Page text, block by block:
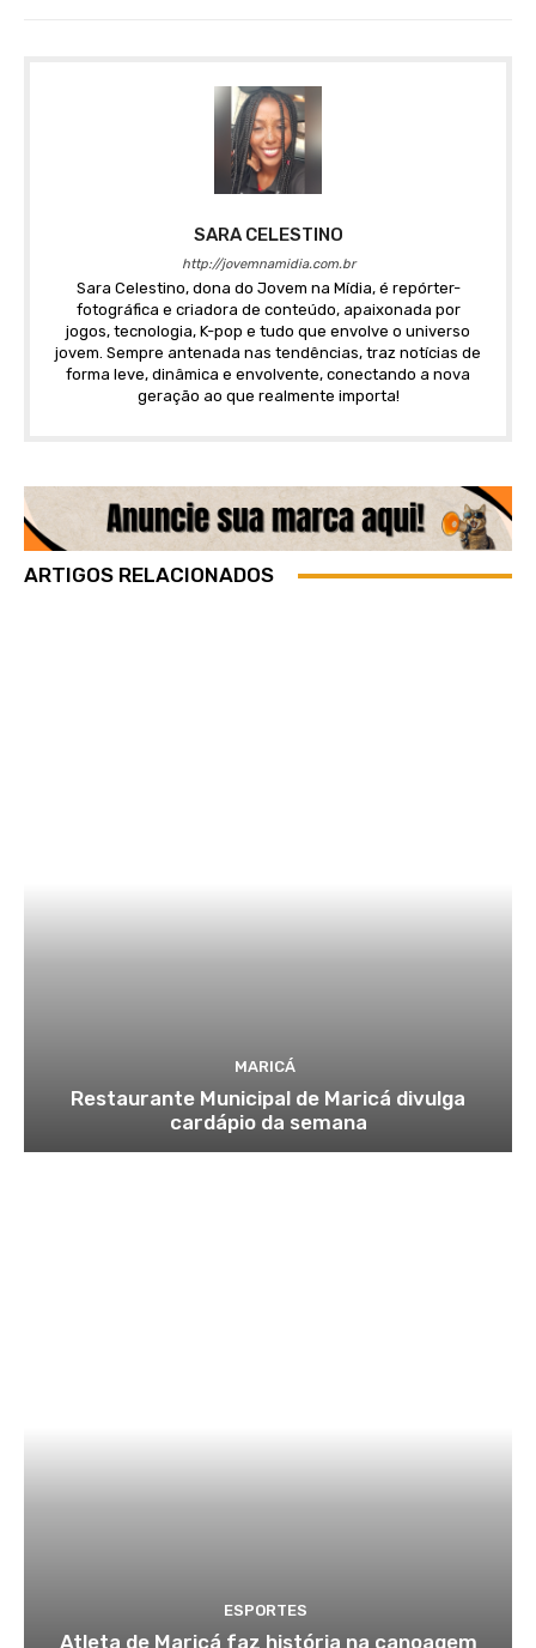
SARA CELESTINO
http://jovemnamidia.com.br
Sara Celestino, dona do Jovem na Mídia, é repórter-
fotográfica e criadora de conteúdo, apaixonada por
jogos, tecnologia, K-pop e tudo que envolve o universo
jovem. Sempre antenada nas tendências, traz notícias de
forma leve, dinâmica e envolvente, conectando a nova
geração ao que realmente importa!
ARTIGOS RELACIONADOS
MARICÁ
Restaurante Municipal de Maricá divulga
cardápio da semana
ESPORTES
Atleta de Maricá faz história na canoagem